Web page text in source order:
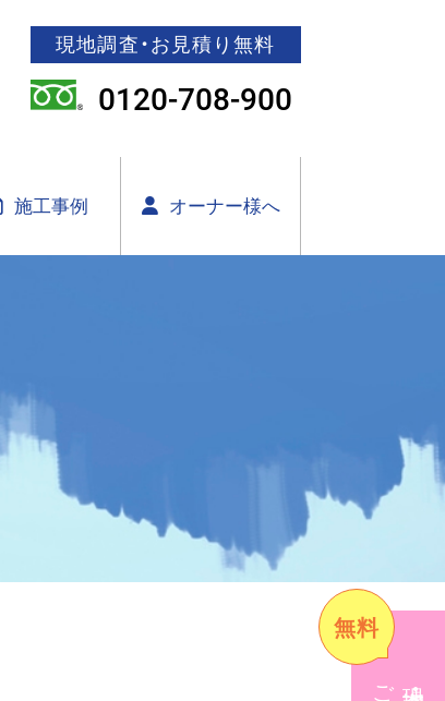
現地調査・お見積り無料
0120-708-900
施工事例 オーナー様へ
無料